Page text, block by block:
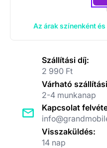
Az árak színenként
Szállítási díj:
2 990 Ft
Várható
2-4 munkanap
Kapcsolat
Visszaküldés:
14 nap